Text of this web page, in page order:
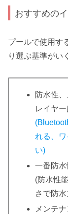
おすすめの
プールで使用す
り選ぶ基準がい
防水性
レイヤ
れる、
い)
一番防
(防水性
さで防
メンテ